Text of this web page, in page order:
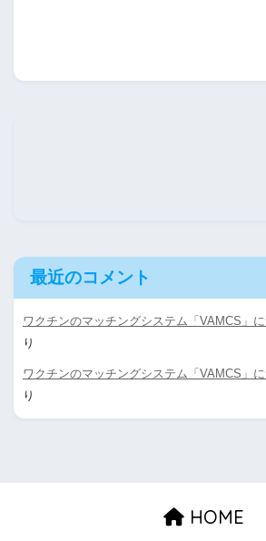
最近のコメント
ワクチンのマッチングシステム「VAMCS」
り
ワクチンのマッチングシステム「VAMCS」
り
HOME